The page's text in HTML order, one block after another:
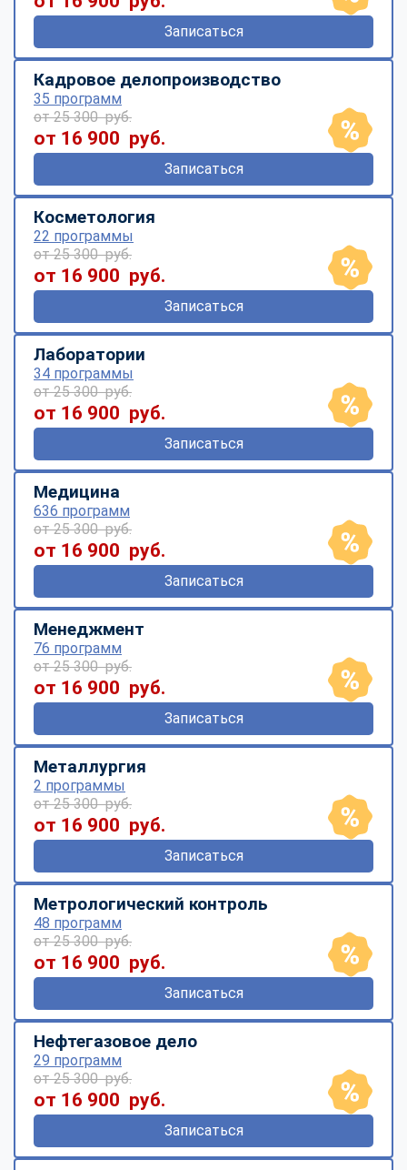
Записаться
Кадровое делопроизводство
35 программ
от 25 300 руб.
от 16 900 руб.
Записаться
Косметология
22 программы
от 25 300 руб.
от 16 900 руб.
Записаться
Лаборатории
34 программы
от 25 300 руб.
от 16 900 руб.
Записаться
Медицина
636 программ
от 25 300 руб.
от 16 900 руб.
Записаться
Менеджмент
76 программ
от 25 300 руб.
от 16 900 руб.
Записаться
Металлургия
2 программы
от 25 300 руб.
от 16 900 руб.
Записаться
Метрологический контроль
48 программ
от 25 300 руб.
от 16 900 руб.
Записаться
Нефтегазовое дело
29 программ
от 25 300 руб.
от 16 900 руб.
Записаться